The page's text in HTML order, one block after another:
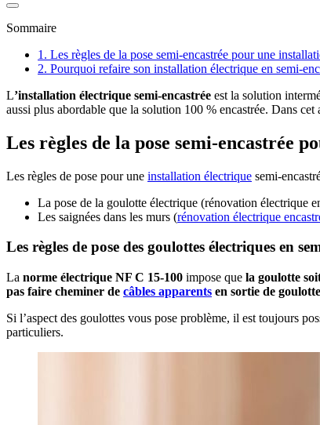
Sommaire
1. Les règles de la pose semi-encastrée pour une
2. Pourquoi refaire son installation électrique en semi-
L’installation électrique semi-encastrée est la solution
aussi plus abordable que la solution 100 % encastrée. Dans
Les règles de la pose semi-encastrée
Les règles de pose pour une installation électrique semi-
La pose de la goulotte électrique (rénovation électrique
Les saignées dans les murs (rénovation électrique
Les règles de pose des goulottes électriques en
La norme électrique NF C 15-100 impose que la goulotte
pas faire cheminer de câbles apparents en sortie de goulotte
Si l’aspect des goulottes vous pose problème, il est toujours
particuliers.